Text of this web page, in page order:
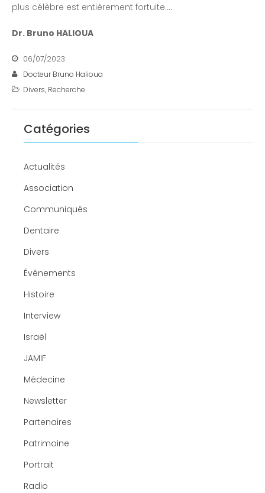
plus célèbre est entièrement fortuite….
Dr. Bruno HALIOUA
06/07/2023
Docteur Bruno Halioua
Divers, Recherche
Catégories
Actualités
Association
Communiqués
Dentaire
Divers
Événements
Histoire
Interview
Israël
JAMIF
Médecine
Newsletter
Partenaires
Patrimoine
Portrait
Radio